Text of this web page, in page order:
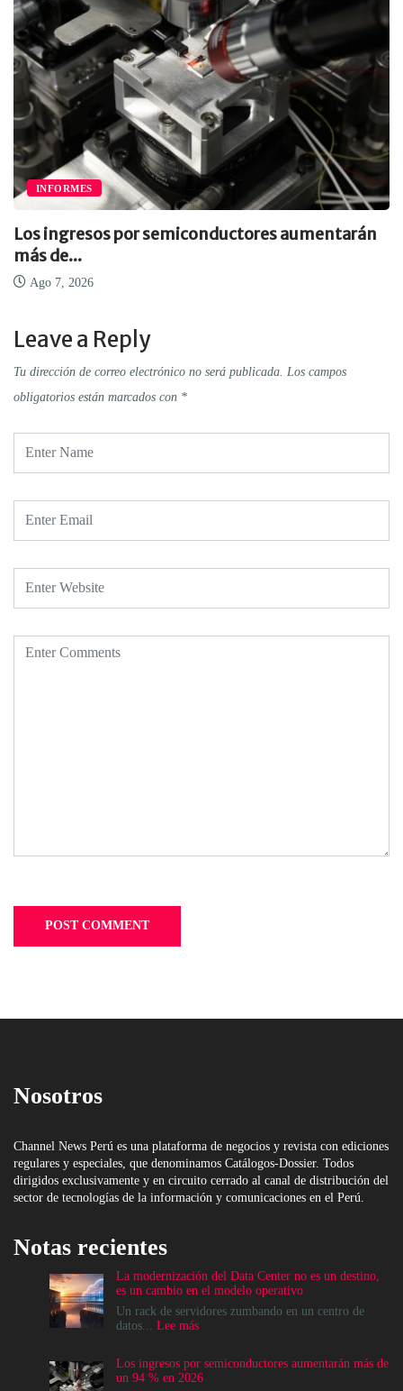
INFORMES
Los ingresos por semiconductores aumentarán
más de...
Ago 7, 2026
Leave a Reply
Tu dirección de correo electrónico no será publicada. Los campos
obligatorios están marcados con *
Nosotros
Channel News Perú es una plataforma de negocios y revista con ediciones
regulares y especiales, que denominamos Catálogos-Dossier. Todos
dirigidos exclusivamente y en circuito cerrado al canal de distribución del
sector de tecnologías de la información y comunicaciones en el Perú.
Notas recientes
La modernización del Data Center no es un destino,
es un cambio en el modelo operativo
Un rack de servidores zumbando en un centro de
datos... Lee más:
del
Data
Los ingresos por semiconductores aumentarán más de
un 94 % en 2026